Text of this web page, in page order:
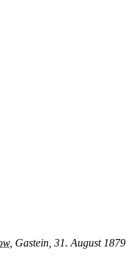
, Gastein, 31. August 1879